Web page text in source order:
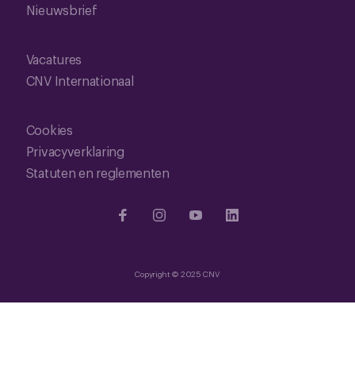
Nieuwsbrief
Vacatures
CNV Internationaal
Cookies
Privacyverklaring
Statuten en reglementen
Copyright © 2025 CNV